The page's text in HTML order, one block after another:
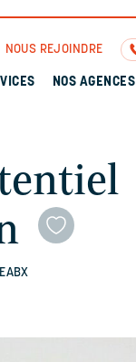
NOUS REJOINDRE
NOS AGENCES